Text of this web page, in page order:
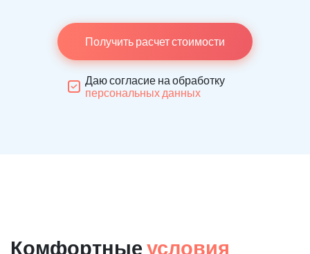
Получить расчет стоимости
Даю согласие на обработку
персональных данных
Комфортные условия